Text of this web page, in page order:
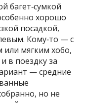
багет‑сумкой
хорошо
посадкой,
Кому‑то — с
мягким хобо,
в поездку за
— средние
но не